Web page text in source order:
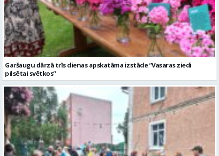
Garšaugu dārzā trīs dienas apskatāma izstāde “Vasaras ziedi
pilsētai svētkos”